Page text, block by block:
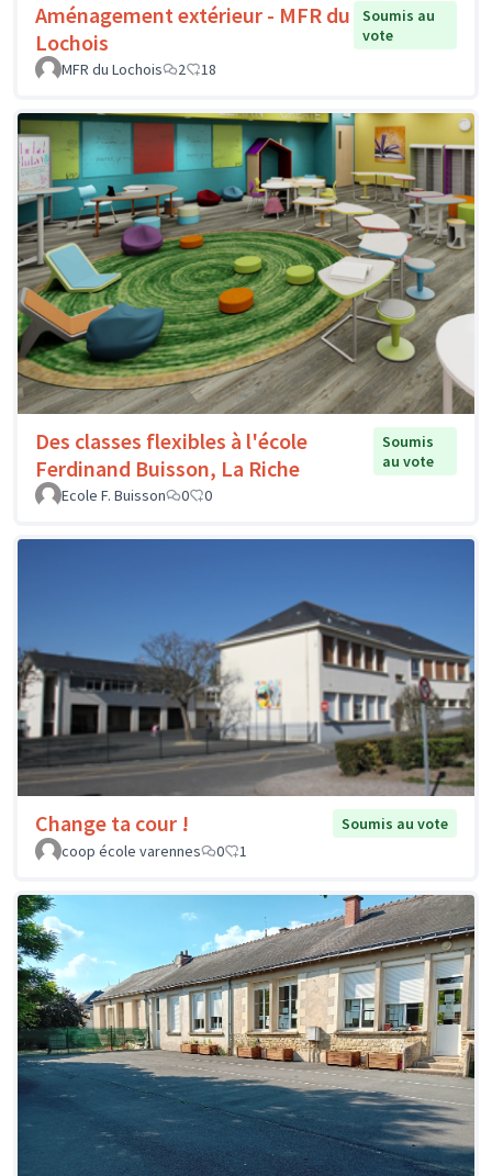
Aménagement extérieur - MFR du
Lochois
Soumis au
vote
MFR du Lochois
2 18
Des classes flexibles à l'école
Ferdinand Buisson, La Riche
Soumis
au vote
Ecole F. Buisson
0 0
Change ta cour !
Soumis au vote
coop école varennes
0 1